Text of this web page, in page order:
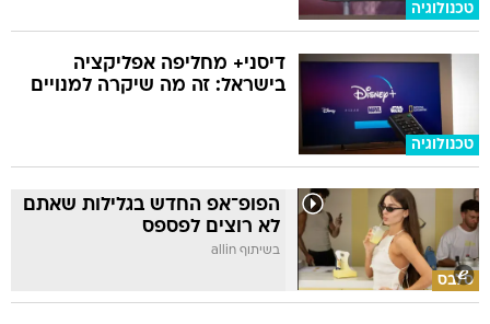
טכנולוגיה
טכנולוגיה
דיסני+ מחליפה אפליקציה
בישראל: זה מה שיקרה למנויים
סלבס
הפופ־אפ החדש בגלילות שאתם
לא רוצים לפספס
בשיתוף allin